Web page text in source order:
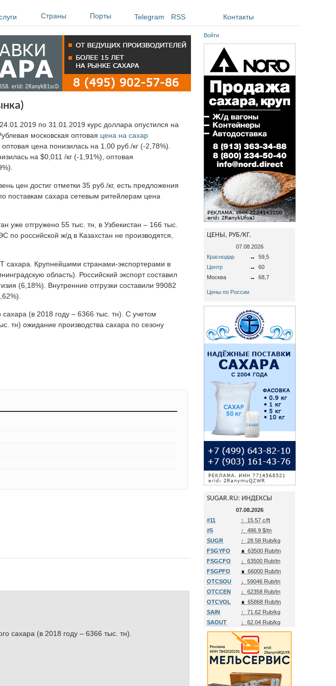
Страны Порты Telegram RSS Контакты
по 31.01.2019 курс доллара опустился на
московская оптовая цена на сахар
цена понизилась на 1,00 руб./кг (-2,78%).
на $0,011 /кг (-1,91%), оптовая
цен достиг отметки 35 руб./кг, есть предложения
поставкам сахара сетевым ритейлерам цена
уже отгружено 55 тыс. тн, в Узбекистан – 166 тыс.
по российской ж/д в Казахстан не производятся,
сахара. Крупнейшими странами-экспортерами в
область). Российский экспорт составил
(6,18%). Внутренние отгрузки составили 99082
(в 2018 году – 6366 тыс. тн). С учетом
тн) ожидание производства сахара по сезону
сахара (в 2018 году – 6366 тыс. тн).
Войти
ЦЕНЫ, РУБ/КГ.
07.08.2026
Краснодар
↔
59,5
Центр
↔
60
Москва
↔ 68,7
Цены по России
SUGAR.RU: ИНДЕКСЫ
07.08.2026
#11
↑
15.57 c/ft
#5
↑
486.9 $/tn
SUGR
↑
28.58 Rub/kg
FSGYFO
∎ 63500 Rub/tn
FSGCFO
↓
63500 Rub/tn
FSGPFO
∎ 66000 Rub/tn
OTCSOU
↓
59046 Rub/tn
OTCCEN
↓
62358 Rub/tn
OTCVOL
∎ 65868 Rub/tn
SAIN
↑
71.62 Rub/kg
SAOUT
↓ 62.04 Rub/kg